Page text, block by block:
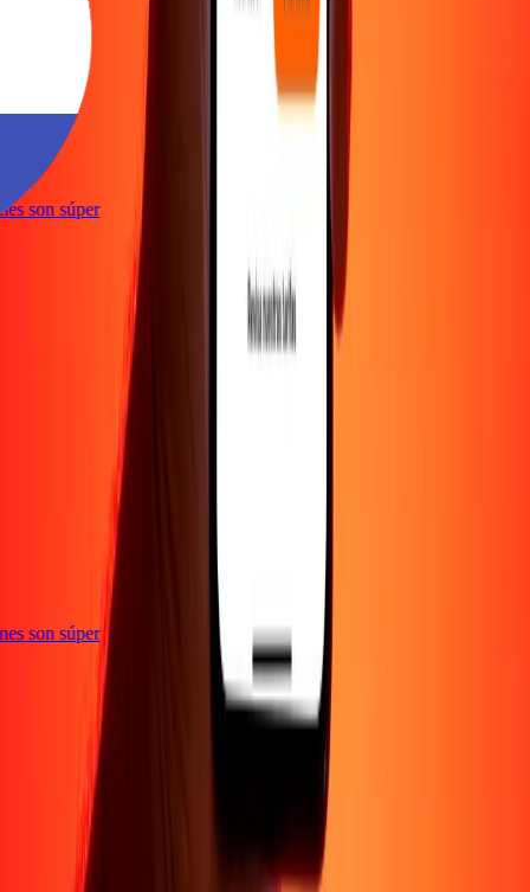
son súper
son súper
Blog Corporativo